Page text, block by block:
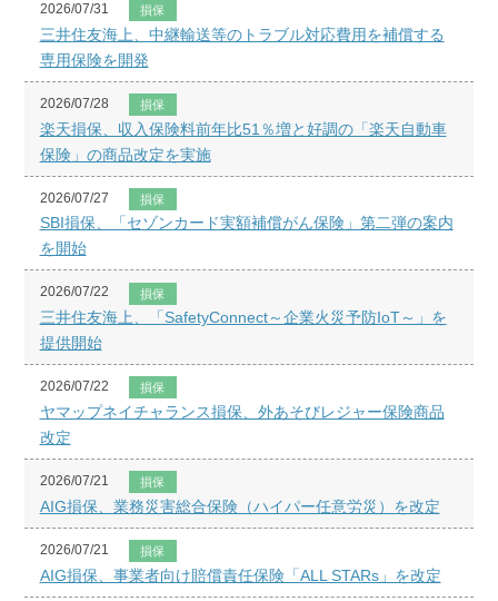
2026/07/31 損保
三井住友海上、中継輸送等のトラブル対応費用を補償する
専用保険を開発
2026/07/28 損保
楽天損保、収入保険料前年比51％増と好調の「楽天自動車
保険」の商品改定を実施
2026/07/27 損保
SBI損保、「セゾンカード実額補償がん保険」第二弾の案内
を開始
2026/07/22 損保
三井住友海上、「SafetyConnect～企業火災予防IoT～」を
提供開始
2026/07/22 損保
ヤマップネイチャランス損保、外あそびレジャー保険商品
改定
2026/07/21 損保
AIG損保、業務災害総合保険（ハイパー任意労災）を改定
2026/07/21 損保
AIG損保、事業者向け賠償責任保険「ALL STARs」を改定